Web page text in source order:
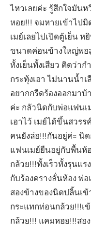
ไหวเลยค่ะ รู้สึกใจมันห
หอย!!! จมหายเข้าไปมิ
เมย์เลยไปเปิดตู้เย็น ห
ขนาดค่อนข้างใหญ่พอ
ทั้งเย็นทั้งเสียว คิดว่า
กระทุ้งเอา ไม่นานน้ำ
อยากกรีดร้องออกมาบ้
ค่ะ กลัวนิดกับพ่อแฟน
เอาไว้ เมย์ได้ขึ้นสวร
คนยังล่อ!!!กันอยู่ค่ะ นิด
แฟนเมย์ยืนอยู่กับพื้นห้
กล้วย!!!ทั้งเร็วทั้งรุนแร
กับร้องครางลั่นห้อง พ่
สองข้างของนิดปลิ้นเ
กระแทกท่อนกล้วย!!!เ
กล้วย!!! แคมหอย!!!สอ